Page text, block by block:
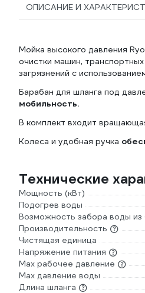
ОПИСАНИЕ И
Мойка высокого давления
очистки машин,
загрязнений с
Барабан для шланга под
мобильность.
В комплект входит
Колеса и удобная ручка
Технические
Мощность (кВт)
Подогрев воды
Возможность забора воды из
Производительность
Чистящая единица
Напряжение питания
Мах рабочее давление
Max давление воды
Длина шланга